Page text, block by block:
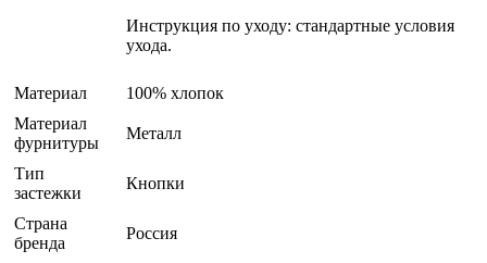
Инструкция по уходу: стандартные условия
ухода.
Материал
100% хлопок
Материал
фурнитуры
Металл
Тип
застежки
Кнопки
Страна
бренда
Россия